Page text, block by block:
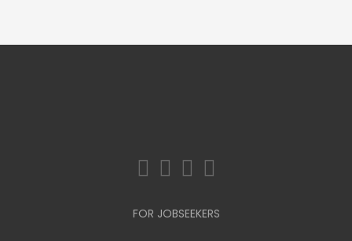
FOR JOBSEEKERS